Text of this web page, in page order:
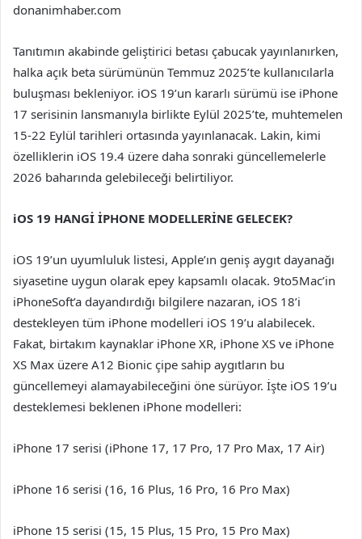
donanimhaber.com
Tanıtımın akabinde geliştirici betası çabucak yayınlanırken,
halka açık beta sürümünün Temmuz 2025’te kullanıcılarla
buluşması bekleniyor. iOS 19’un kararlı sürümü ise iPhone
17 serisinin lansmanıyla birlikte Eylül 2025’te, muhtemelen
15-22 Eylül tarihleri ortasında yayınlanacak. Lakin, kimi
özelliklerin iOS 19.4 üzere daha sonraki güncellemelerle
2026 baharında gelebileceği belirtiliyor.
iOS 19 HANGİ İPHONE MODELLERİNE GELECEK?
iOS 19’un uyumluluk listesi, Apple’ın geniş aygıt dayanağı
siyasetine uygun olarak epey kapsamlı olacak. 9to5Mac’in
iPhoneSoft’a dayandırdığı bilgilere nazaran, iOS 18’i
destekleyen tüm iPhone modelleri iOS 19’u alabilecek.
Fakat, birtakım kaynaklar iPhone XR, iPhone XS ve iPhone
XS Max üzere A12 Bionic çipe sahip aygıtların bu
güncellemeyi alamayabileceğini öne sürüyor. İşte iOS 19’u
desteklemesi beklenen iPhone modelleri:
iPhone 17 serisi (iPhone 17, 17 Pro, 17 Pro Max, 17 Air)
iPhone 16 serisi (16, 16 Plus, 16 Pro, 16 Pro Max)
iPhone 15 serisi (15, 15 Plus, 15 Pro, 15 Pro Max)